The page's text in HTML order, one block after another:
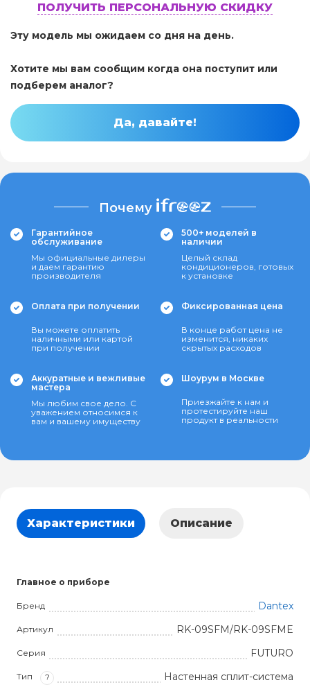
ПОЛУЧИТЬ ПЕРСОНАЛЬНУЮ СКИДКУ
Эту модель мы ожидаем со дня на день.
Хотите мы вам сообщим когда она поступит или
подберем аналог?
Да, давайте!
Почему
Гарантийное
обслуживание
Мы официальные дилеры
и даем гарантию
производителя
500+ моделей в
наличии
Целый склад
кондиционеров, готовых
к установке
Оплата при получении
Вы можете оплатить
наличными или картой
при получении
Фиксированная цена
В конце работ цена не
изменится, никаких
скрытых расходов
Аккуратные и вежливые
мастера
Мы любим свое дело. С
уважением относимся к
вам и вашему имуществу
Шоурум в Москве
Приезжайте к нам и
протестируйте наш
продукт в реальности
Характеристики Описание
Главное о приборе
Бренд Dantex
Артикул RK-09SFM/RK-09SFME
Серия FUTURO
Тип ? Настенная сплит-система